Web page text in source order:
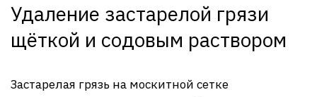
Удаление застарелой грязи
щёткой и содовым раствором
Застарелая грязь на москитной сетке